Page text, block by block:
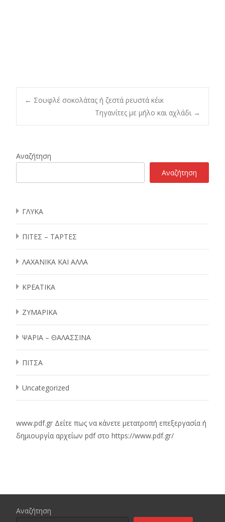
Post
← Σουφλέ σοκολάτας ή ζεστά ρευστά κέικ
Τηγανίτες με μήλο και αχλάδι →
Αναζήτηση
Αναζήτηση
ΓΛΥΚΑ
ΠΙΤΕΣ – ΤΑΡΤΕΣ
ΛΑΧΑΝΙΚΑ ΚΑΙ ΑΛΛΑ
ΚΡΕΑΤΙΚΑ
ΖΥΜΑΡΙΚΑ
ΨΑΡΙΑ – ΘΑΛΑΣΣΙΝΑ
ΠΙΤΣΑ
Uncategorized
www.pdf.gr Δείτε πως να κάνετε μετατροπή επεξεργασία ή
δημιουργία αρχείων pdf στο https://www.pdf.gr/
Αναζήτηση